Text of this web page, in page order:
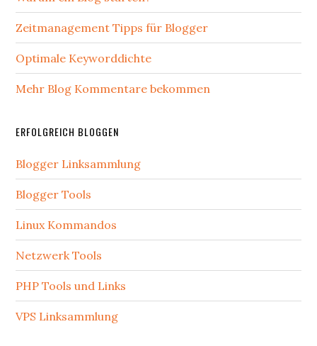
Zeitmanagement Tipps für Blogger
Optimale Keyworddichte
Mehr Blog Kommentare bekommen
ERFOLGREICH BLOGGEN
Blogger Linksammlung
Blogger Tools
Linux Kommandos
Netzwerk Tools
PHP Tools und Links
VPS Linksammlung